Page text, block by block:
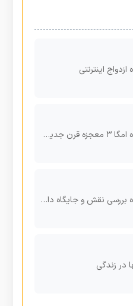
اینترنتی
گیري از بیماري ها
دانشگاه و صنعت در توسعه ي علمی، صنعتی و اقتصادي
در زندگی